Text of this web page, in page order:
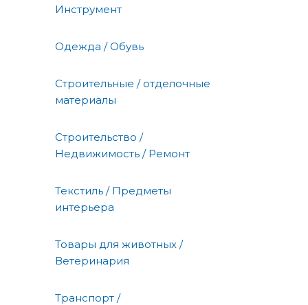
Инструмент
Одежда / Обувь
Строительные / отделочные
материалы
Строительство /
Недвижимость / Ремонт
Текстиль / Предметы
интерьера
Товары для животных /
Ветеринария
Транспорт /